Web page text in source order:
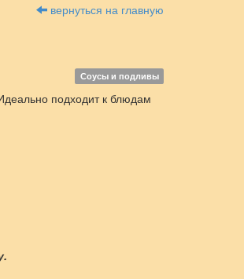
вернуться на главную
Соусы и подливы
подходит к блюдам